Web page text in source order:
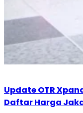
Update OTR
Daftar Harga